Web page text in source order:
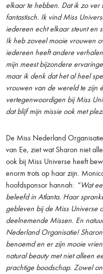
elkaar te hebben. Dat ik zo
fantastisch. Ik vind Miss
iedereen echt elkaar steunt en
Ik heb zoveel mooie vrouwen
iedereen heeft andere
mijn meest bijzondere
maar ik denk dat het al heel
vrouwen van de wereld te zijn
vertegenwoordigen bij Miss
dat blijf mijn missie ook met
De Miss Nederland
van Ee, ziet wat Sharon niet
ook bij Miss Universe heeft
enorm trots op haar zijn.
hoofdsponsor hannah: “Wat
beleefd in Atlanta. Haar
gebleven bij de Miss Universe
deelnemende Missen. En
Nederland Organisatie!
benoemd en er zijn mooie
natural beauty met niet alleen
prachtige boodschap. Zowel